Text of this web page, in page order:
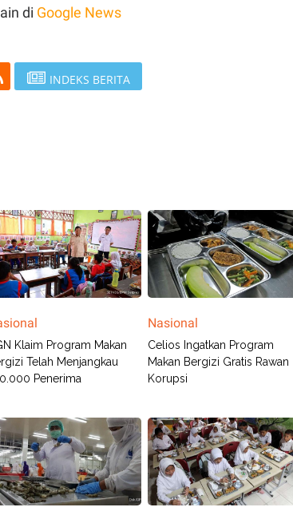
di Google News
INDEKS BERITA
Klaim Program Makan
Telah Menjangkau
Penerima
Nasional
Celios Ingatkan Program
Makan Bergizi Gratis Rawan
Korupsi